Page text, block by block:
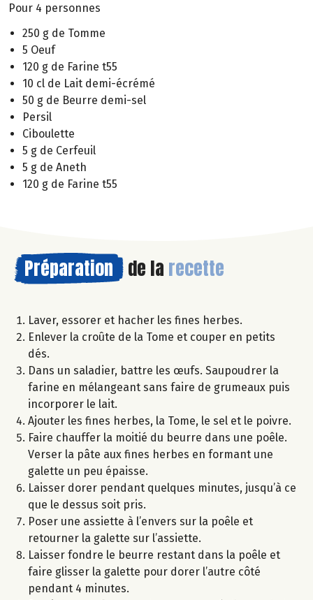
Pour 4 personnes
250 g de Tomme
5 Oeuf
120 g de Farine t55
10 cl de Lait demi-écrémé
50 g de Beurre demi-sel
Persil
Ciboulette
5 g de Cerfeuil
5 g de Aneth
120 g de Farine t55
Préparation de la recette
Laver, essorer et hacher les fines herbes.
Enlever la croûte de la Tome et couper en petits
dés.
Dans un saladier, battre les œufs. Saupoudrer la
farine en mélangeant sans faire de grumeaux puis
incorporer le lait.
Ajouter les fines herbes, la Tome, le sel et le poivre.
Faire chauffer la moitié du beurre dans une poêle.
Verser la pâte aux fines herbes en formant une
galette un peu épaisse.
Laisser dorer pendant quelques minutes, jusqu’à ce
que le dessus soit pris.
Poser une assiette à l’envers sur la poêle et
retourner la galette sur l’assiette.
Laisser fondre le beurre restant dans la poêle et
faire glisser la galette pour dorer l’autre côté
pendant 4 minutes.